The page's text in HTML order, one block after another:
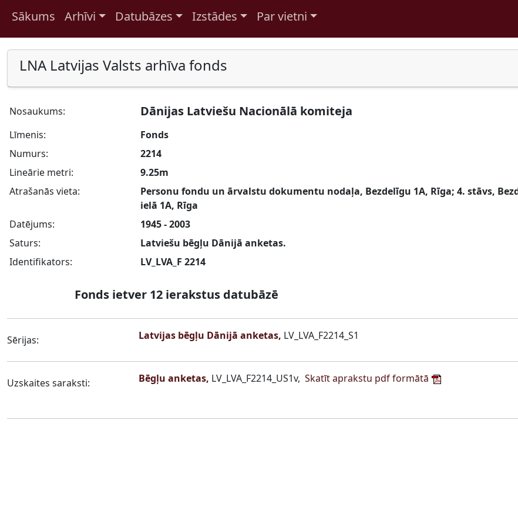
Pāriet uz saturu
Sākums Arhīvi Datubāzes Izstādes Par vietni
LNA Latvijas Valsts arhīva fonds
Nosaukums: Dānijas Latviešu Nacionālā komiteja
Līmenis:
Fonds
Numurs:
2214
Lineārie metri:
9.25m
Atrašanās vieta:
Personu fondu un ārvalstu dokumentu nodaļa, Bezdelīgu 1A, Rīga; 4. stāvs,
ielā 1A, Rīga
Datējums:
1945 - 2003
Saturs:
Latviešu bēgļu Dānijā anketas.
Identifikators:
LV_LVA_F 2214
Fonds ietver 12 ierakstus datubāzē
Sērijas: Latvijas bēgļu Dānijā anketas, LV_LVA_F2214_S1
Uzskaites saraksti: Bēgļu anketas, LV_LVA_F2214_US1v, Skatīt aprakstu pdf formātā